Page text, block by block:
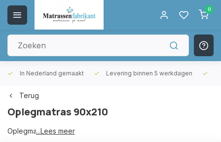
0
In Nederland gemaakt Levering binnen 5 werkdagen
Terug
Oplegmatras 90x210
Oplegmatras 90x210
...Lees meer